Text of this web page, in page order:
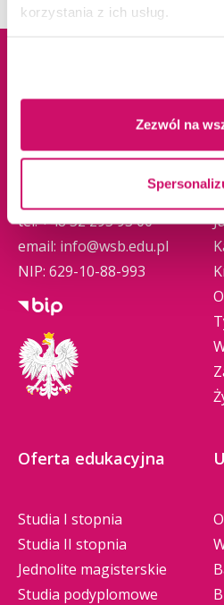
korzystania z ich usług.
Zezwól na
ul. Cieplaka 1C
tel.+48 32 295 93 00
email: info@wsb.edu.pl
NIP: 629-10-88-993
Oferta edukacyjna
Studia I stopnia
Studia II stopnia
Jednolite magisterskie
Studia podyplomowe